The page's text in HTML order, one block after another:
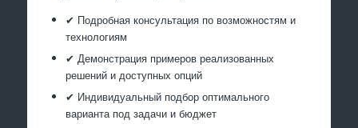
✔ Подробная консультация по возможностям и
технологиям
✔ Демонстрация примеров реализованных
решений и доступных опций
✔ Индивидуальный подбор оптимального
варианта под задачи и бюджет